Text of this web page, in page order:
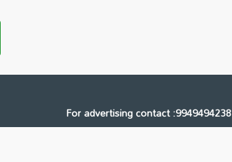
For advertising contact :9949494238
Email: digital@ntvnetwork.com